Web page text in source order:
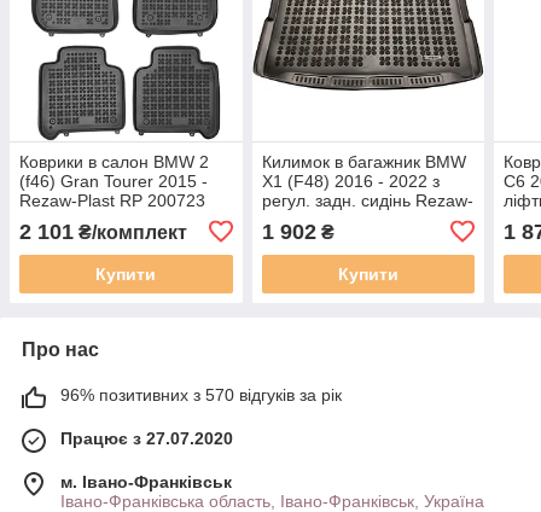
Коврики в салон BMW 2
(f46) Gran Tourer 2015 -
Rezaw-Plast RP 200723
2 101 ₴/комплект
Купити
Килимок в багажник BMW
X1 (F48) 2016 - 2022 з
регул. задн. сидінь Rezaw-
1 902₴
Купити
C6
1
Про нас
96% позитивних з 570 відгуків за рік
Працює з 27.07.2020
м. Івано-Франківськ
Івано-Франківська область, Івано-Франківськ, Україна